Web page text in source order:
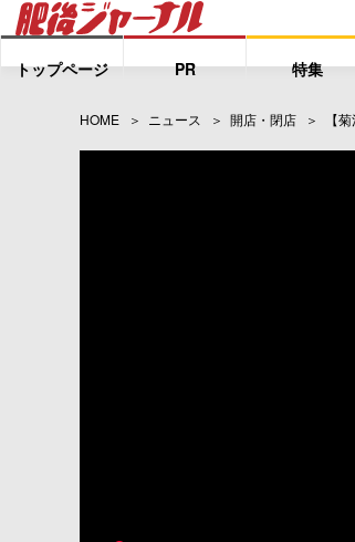
トップページ PR 特集
HOME ニュース 開店・閉店 【